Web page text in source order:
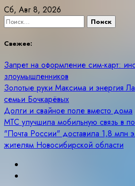
Skip
to
Сб, Авг 8, 2026
Найти:
Свежее:
Запрет на оформление сим-карт:
злоумышленников
Золотые руки Максима и энергия
семьи Бочкарёвых
Долги и свайное поле вместо дома
МТС улучшила мобильную связь в
"Почта России" доставила 1,8 млн
жителям Новосибирской области